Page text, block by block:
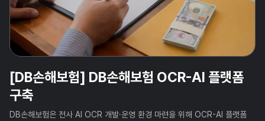
[DB손해보험] DB손해보험 OCR-AI 플랫폼
구축
DB손해보험은 전사 AI OCR 개발·운영 환경 마련을 위해 OCR-AI 플랫폼